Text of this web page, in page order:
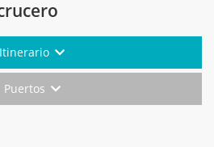
Itinerario
Puertos